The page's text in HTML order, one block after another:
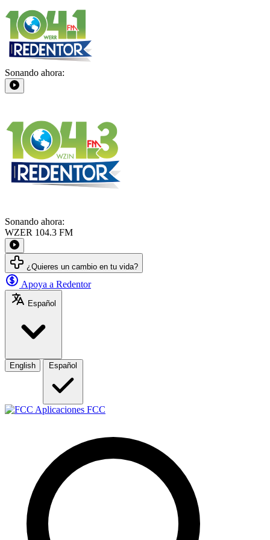
Sonando ahora:
Sonando ahora:
WZER 104.3 FM
¿Quieres un cambio en tu vida?
Apoya a Redentor
Español
English Español
Aplicaciones FCC